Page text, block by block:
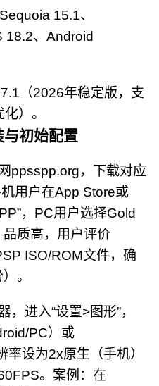
15.1、
18.2、Android
（2026年稳定版，支
）。
与初始配置
ppsspp.org，下载对应
用户在App Store或
，PC用户选择Gold
质高，用户评价
ISO/ROM文件，确
。
进入“设置>图形”，
PC）或
设为2x原生（手机）
。案例：在